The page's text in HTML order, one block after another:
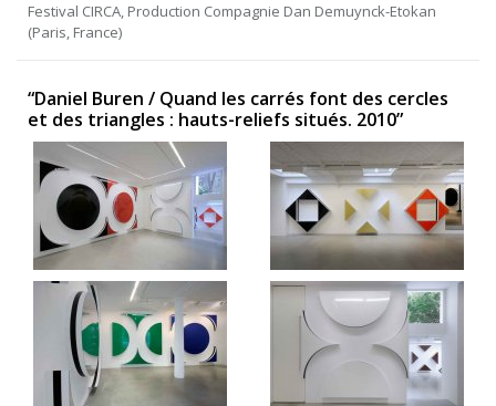
Festival CIRCA, Production Compagnie Dan Demuynck-Etokan
(Paris, France)
“Daniel Buren / Quand les carrés font des cercles
et des triangles : hauts-reliefs situés. 2010”